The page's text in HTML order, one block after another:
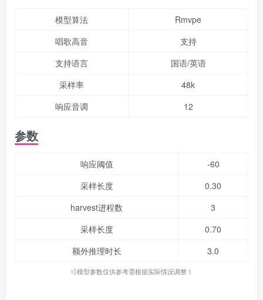
模型算法
Rmvpe
唱歌高音
支持
支持语言
国语/英语
采样率
48k
响应音调
12
参数
响应阈值
-60
采样长度
0.30
harvest进程数
3
采样长度
0.70
额外推理时长
3.0
💨模型参数仅供参考需根据实际情况调整！